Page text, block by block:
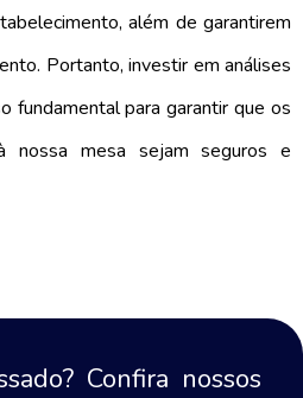
além de garantirem
Portanto, investir em análises
fundamental para garantir que os
nossa mesa sejam seguros e
Confira nossos